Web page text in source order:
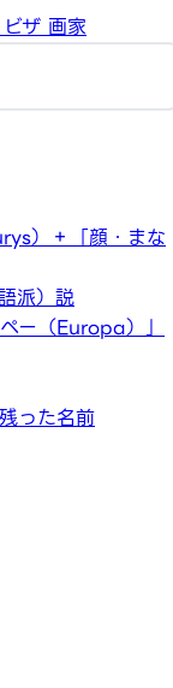
ビザ 画家
）＋「顔・まな
派）説
ー（Europa）」
った名前